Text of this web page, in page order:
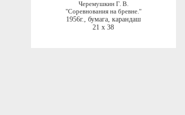
Черемушкин Г. В.
"Соревнования на бревне."
1956г., бумага, карандаш
21 x 38